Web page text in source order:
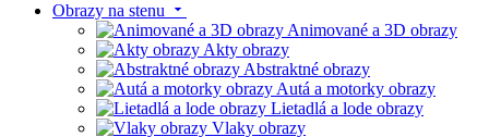
Obrazy na stenu
Animované a 3D obrazy
Akty obrazy
Abstraktné obrazy
Autá a motorky obrazy
Lietadlá a lode obrazy
Vlaky obrazy